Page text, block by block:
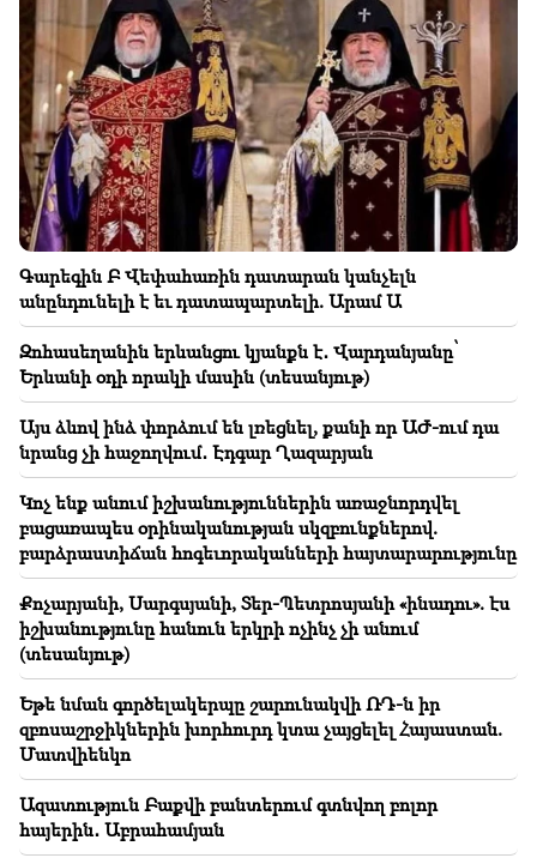
Գարեգին Բ Վեփահառին դատարան կանչելն
անընդունելի է եւ դատապարտելի. Արամ Ա
22:09
Խոշոր հրդեհ՝ Երևանի Սիլիկյան թաղամասի
հարևանությամբ գտնվող աղբավայրում
21:48
Երևանի ավտոբուսային երթուղիներում
փոփոխություններ են եղել
21:30
Զոհասեղանին երևանցու կյանքն է․ Վարդանյանը՝
21:16
Այս ձևով ինձ փորձում են լռեցնել, քանի որ ԱԺ-ում
դա նրանց չի հաջողվում․ Էդգար Ղազարյան
Կոչ ենք անում իշխանություններին առաջնորդվել
բացառապես օրինականության սկզբունքներով.
բարձրաստիճան հոգեւորականների
հայտարարությունը
20:30
Քոչարյանի, Սարգսյանի, Տեր-Պետրոսյանի
«ինադու». էս իշխանությունը հանուն երկրի ոչինչ չի
անում (տեսանյութ)
20:21
Եթե նման գործելակերպը շարունակվի ՌԴ-ն իր
զբոսաշրջիկներին խորհուրդ կտա չայցելել
Հայաստան. Մատվիենկո
Գարեգին Բ Վեփահառին դատարան կանչելն
անընդունելի է եւ դատապարտելի. Արամ Ա
Զոհասեղանին երևանցու կյանքն է․ Վարդանյանը՝
Երևանի օդի որակի մասին (տեսանյութ)
Այս ձևով ինձ փորձում են լռեցնել, քանի որ ԱԺ-ում դա
նրանց չի հաջողվում․ Էդգար Ղազարյան
Կոչ ենք անում իշխանություններին առաջնորդվել
բացառապես օրինականության սկզբունքներով.
բարձրաստիճան հոգեւորականների հայտարարությունը
Քոչարյանի, Սարգսյանի, Տեր-Պետրոսյանի «ինադու». էս
իշխանությունը հանուն երկրի ոչինչ չի անում
(տեսանյութ)
Եթե նման գործելակերպը շարունակվի ՌԴ-ն իր
զբոսաշրջիկներին խորհուրդ կտա չայցելել Հայաստան.
Մատվիենկո
Ազատություն Բաքվի բանտերում գտնվող բոլոր
հայերին․ Աբրահամյան